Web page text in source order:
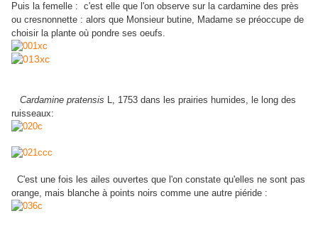
Puis la femelle : c'est elle que l'on observe sur la cardamine des près
ou cresnonnette : alors que Monsieur butine, Madame se préoccupe de
choisir la plante où pondre ses oeufs.
Cardamine pratensis L, 1753 dans les prairies humides, le long des
ruisseaux:
C'est une fois les ailes ouvertes que l'on constate qu'elles ne sont pas
orange, mais blanche à points noirs comme une autre piéride :